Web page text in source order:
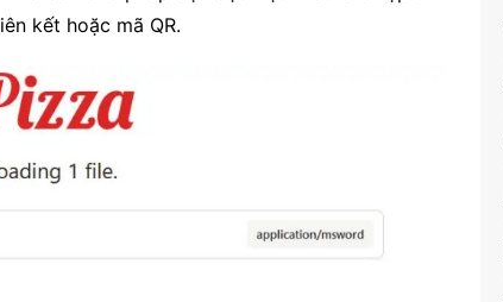
kết hoặc mã QR.